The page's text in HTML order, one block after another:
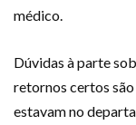
médico.
Dúvidas à parte
retornos certos
estavam no